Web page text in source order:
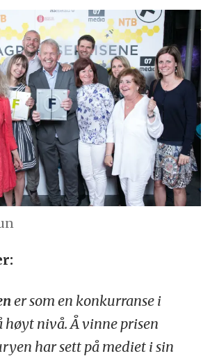
er som en konkurranse i
høyt nivå. Å vinne prisen
har sett på mediet i sin